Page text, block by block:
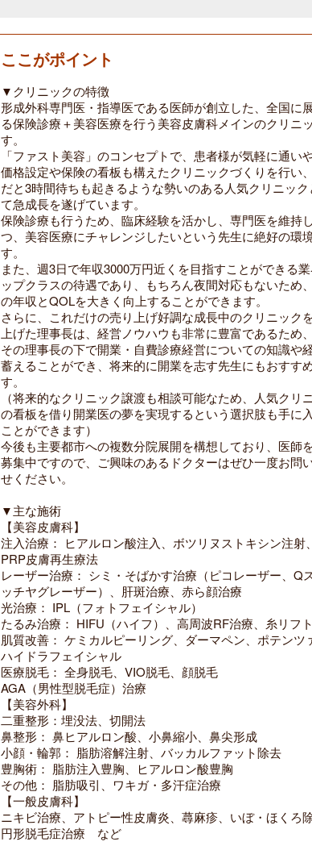
ここがポイント
▼クリニックの特徴
形成外科専門医・指導医である医師が創立した、全国に
る保険診療＋美容医療を行う美容皮膚科メインのクリニ
す。
「ファスト美容」のコンセプトで、患者様が気軽に通い
価格設定や保険の看板も構えたクリニックづくりを行い
だと3時間待ちも起きるような勢いのある人気クリニック
て急成長を遂げています。
保険診療も行うため、臨床経験を活かし、専門医を維持
つ、美容医療にチャレンジしたいという先生に絶好の環
す。
また、週3日で年収3000万円近くを目指すことができる業
ップクラスの待遇であり、もちろん夜間対応もないため
の年収とQOLを大きく向上することができます。
さらに、これだけの売り上げ好調な成長中のクリニック
上げた理事長は、経営ノウハウも非常に豊富であるため、
その理事長の下で開業・自費診療経営についての知識や
蓄えることができ、将来的に開業を志す先生にもおすす
す。
（将来的なクリニック譲渡も相談可能なため、人気クリ
の看板を借り開業医の夢を実現するという選択肢も手に
ことができます）
今後も主要都市への複数分院展開を構想しており、医師
募集中ですので、ご興味のあるドクターはぜひ一度お問
せください。
▼主な施術
【美容皮膚科】
注入治療： ヒアルロン酸注入、ボツリヌストキシン注射、
PRP皮膚再生療法
レーザー治療： シミ・そばかす治療（ピコレーザー、Q
ッチヤグレーザー）、肝斑治療、赤ら顔治療
光治療： IPL（フォトフェイシャル）
たるみ治療： HIFU（ハイフ）、高周波RF治療、糸リフト
肌質改善： ケミカルピーリング、ダーマペン、ポテンツ
ハイドラフェイシャル
医療脱毛： 全身脱毛、VIO脱毛、顔脱毛
AGA（男性型脱毛症）治療
【美容外科】
二重整形：埋没法、切開法
鼻整形： 鼻ヒアルロン酸、小鼻縮小、鼻尖形成
小顔・輪郭： 脂肪溶解注射、バッカルファット除去
豊胸術： 脂肪注入豊胸、ヒアルロン酸豊胸
その他： 脂肪吸引、ワキガ・多汗症治療
【一般皮膚科】
ニキビ治療、アトピー性皮膚炎、蕁麻疹、いぼ・ほくろ除
円形脱毛症治療 など